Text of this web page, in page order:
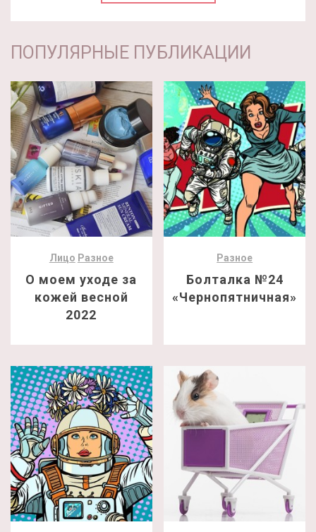
ПОПУЛЯРНЫЕ ПУБЛИКАЦИИ
Лицо Разное
О моем уходе за
кожей весной
2022
Разное
Болталка №24
«Чернопятничная»